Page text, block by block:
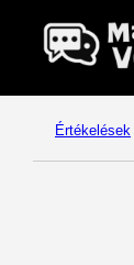
Értékelések